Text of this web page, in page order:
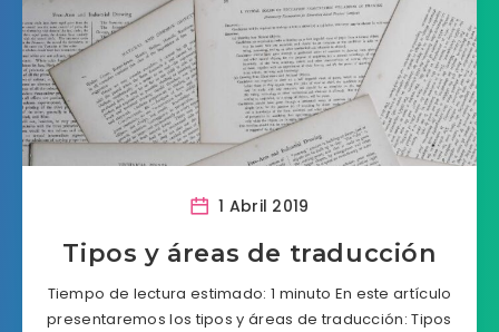
1 Abril 2019
Tipos y áreas de traducción
Tiempo de lectura estimado: 1 minuto En este artículo
presentaremos los tipos y áreas de traducción: Tipos